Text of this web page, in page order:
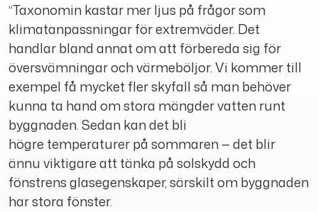
“Taxonomin kastar mer ljus på frågor som
klimatanpassningar för extremväder. Det
handlar bland annat om att förbereda sig för
översvämningar och värmeböljor. Vi kommer till
exempel få mycket fler skyfall så man behöver
kunna ta hand om stora mängder vatten runt
byggnaden. Sedan kan det bli
högre temperaturer på sommaren — det blir
ännu viktigare att tänka på solskydd och
fönstrens glasegenskaper, särskilt om byggnaden
har stora fönster.